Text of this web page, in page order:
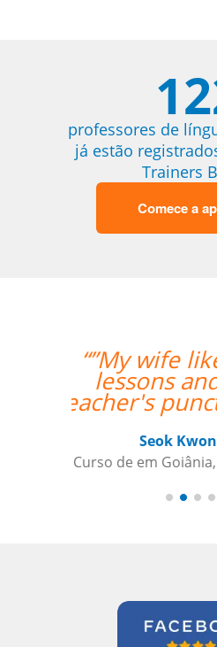
professores de
já estão
Trainers
Comece a
“”A
adorando o
também
Curso de